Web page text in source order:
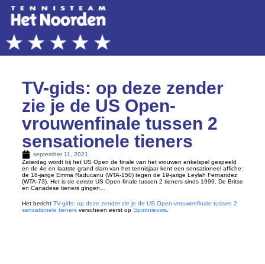
TV-gids: op deze zender
zie je de US Open-
vrouwenfinale tussen 2
sensationele tieners
september 11, 2021
Zaterdag wordt bij het US Open de finale van het vrouwen enkelspel gespeeld
en de 4e en laatste grand slam van het tennisjaar kent een sensationeel affiche:
de 18-jarige Emma Raducanu (WTA-150) tegen de 19-jarige Leylah Fernandez
(WTA-73). Het is de eerste US Open-finale tussen 2 tieners sinds 1999. De Britse
en Canadese tieners gingen…
Het bericht TV-gids: op deze zender zie je de US Open-vrouwenfinale tussen 2
sensationele tienersverscheen eerst op Sportnieuws.